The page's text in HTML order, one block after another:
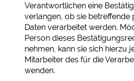
Verantwortlichen eine
verlangen, ob sie betreffende
Daten verarbeitet werden.
Person dieses
nehmen, kann sie sich hierzu
Mitarbeiter des für die
wenden.